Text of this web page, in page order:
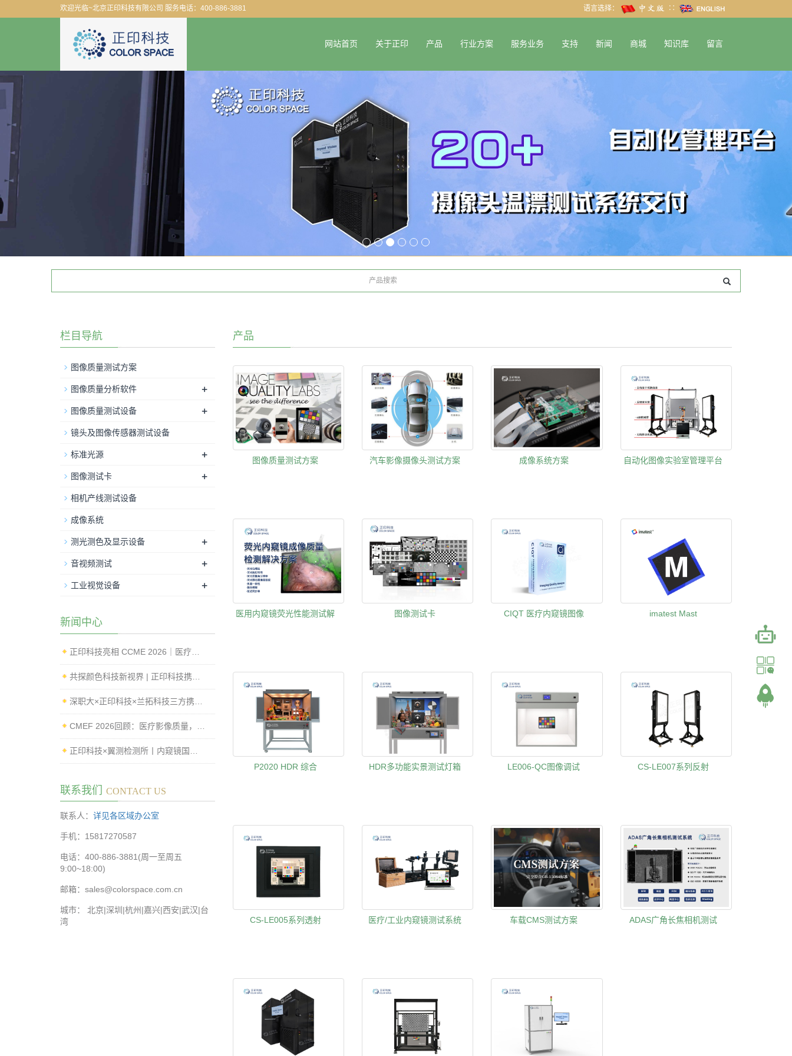
欢迎光临~北京正印科技有限公司 服务电话：400-886-3881 语言选择： ∷
网站首页 关于正印 产品 行业方案 服务业务 支持 新闻 商城 知识库 留言
产品
图像质量测试方案 汽车影像摄像头测试方案 成像系统方案 自动化图像实验室管理平台
医用内窥镜荧光性能测试解 图像测试卡 CIQT 医疗内窥镜图像 imatest Mast
P2020 HDR 综合 HDR多功能实景测试灯箱 LE006-QC图像调试 CS-LE007系列反射
CS-LE005系列透射 医疗/工业内窥镜测试系统 车载CMS测试方案 ADAS广角长焦相机测试
栏目导航
图像质量测试方案
图像质量分析软件 +
图像质量测试设备 +
镜头及图像传感器测试设备
标准光源 +
图像测试卡 +
相机产线测试设备
成像系统
测光测色及显示设备 +
音视频测试 +
工业视觉设备 +
新闻中心
联系我们 CONTACT US
联系人： 详见各区域办公室
手机：15817270587
电话：400-886-3881(周一至周五
9:00~18:00)
邮箱：sales@colorspace.com.cn
城市： 北京|深圳|杭州|嘉兴|西安|武汉|台
湾